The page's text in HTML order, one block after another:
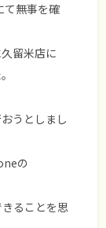
て無事を確
留米店に
うとしまし
の
ることを思